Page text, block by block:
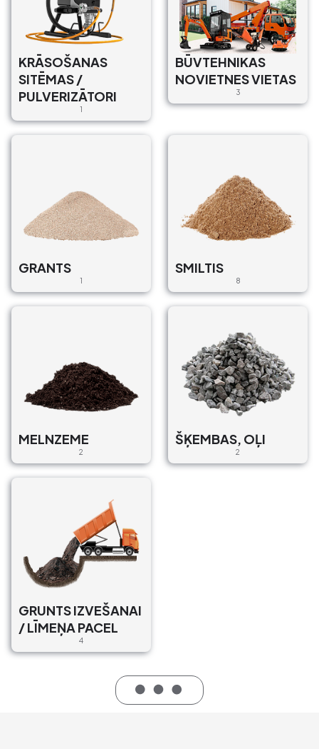
KRĀSOŠANAS
SITĒMAS /
PULVERIZĀTORI
1
BŪVTEHNIKAS
NOVIETNES VIETAS
3
GRANTS
1
SMILTIS
8
MELNZEME
2
ŠĶEMBAS, OĻI
2
GRUNTS IZVEŠANAI
/ LĪMEŅA PACEL
4